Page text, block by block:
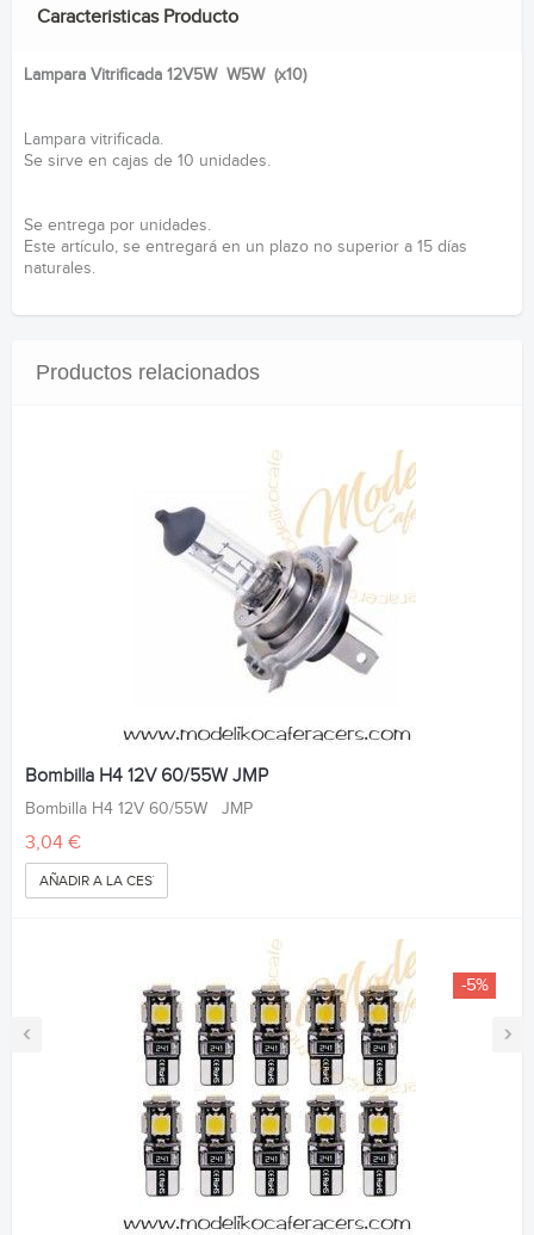
Caracteristicas Producto
Lampara Vitrificada 12V5W W5W (x10)
Lampara vitrificada.
Se sirve en cajas de 10 unidades.
Se entrega por unidades.
Este artículo, se entregará en un plazo no superior a 15 días
naturales.
Productos relacionados
‹ ›
Bombilla H4 12V 60/55W JMP
Bombilla H4 12V 60/55W JMP
3,04 €
AÑADIR A LA CESTA
-5%